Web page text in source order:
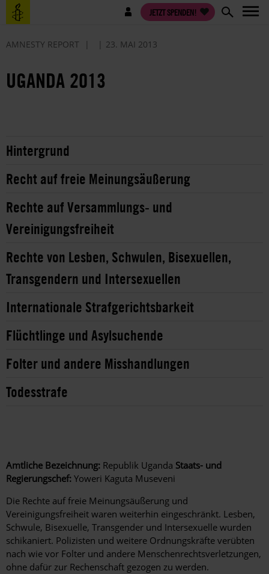
Direkt
zum
Benutzermenü JETZT SPENDEN!
AMNESTY REPORT 23. MAI 2013
UGANDA 2013
Hintergrund
Recht auf freie Meinungsäußerung
Rechte auf Versammlungs- und
Vereinigungsfreiheit
Rechte von Lesben, Schwulen, Bisexuellen,
Transgendern und Intersexuellen
Internationale Strafgerichtsbarkeit
Flüchtlinge und Asylsuchende
Folter und andere Misshandlungen
Todesstrafe
Amtliche Bezeichnung: Republik Uganda Staats- und
Regierungschef: Yoweri Kaguta Museveni
Die Rechte auf freie Meinungsäußerung und
Vereinigungsfreiheit waren weiterhin eingeschränkt. Lesben,
Schwule, Bisexuelle, Transgender und Intersexuelle wurden
schikaniert. Polizisten und weitere Ordnungskräfte verübten
nach wie vor Folter und andere Menschenrechtsverletzungen,
ohne dafür zur Rechenschaft gezogen zu werden.